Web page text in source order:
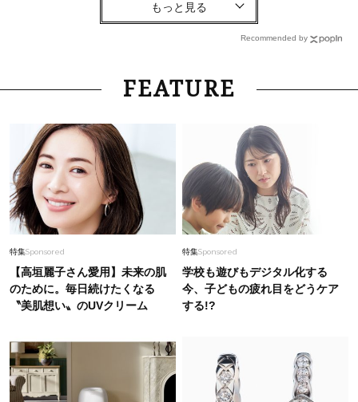
オシャレ40代の「洒落感ボブヘア」SNAP３選。
今っぽいのに上品、だから若見え！
Lifestyle 2026.7.12
【韓国旅】大人目線で楽しむ聖水(ソンス)。”40
Fashion
【新年こそ新調すべきはお財布！】40代オシャ
レ読者がリアルに使ってるミニウォレット＜スナ
ップ11選＞
「使いやすい」のに今っぽい！オシャレな40代
が持ってる【トートバッグ】って？〈6選〉
【エルメス】オシャレな40代が愛用している上
品「ミニ財布」＜スナップ6選＞
Recommended by
FEATURE
特集Sponsored
【高垣麗子さん愛用】未来の肌
のために。毎日続けたくなる
〝美肌想い〟のUVクリーム
特集Sponsored
学校も遊びもデジタル化する
今、子どもの疲れ目をどうケア
する!?